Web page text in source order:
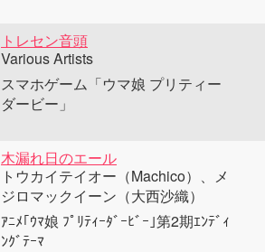
トレセン音頭
Various Artists
スマホゲーム「ウマ娘 プリティー
ダービー」
木漏れ日のエール
トウカイテイオー（Machico）、メ
ジロマックイーン（大西沙織）
ｱﾆﾒ｢ｳﾏ娘 ﾌﾟﾘﾃｨｰﾀﾞｰﾋﾞｰ｣第2期ｴﾝﾃﾞｨ
ﾝｸﾞﾃｰﾏ